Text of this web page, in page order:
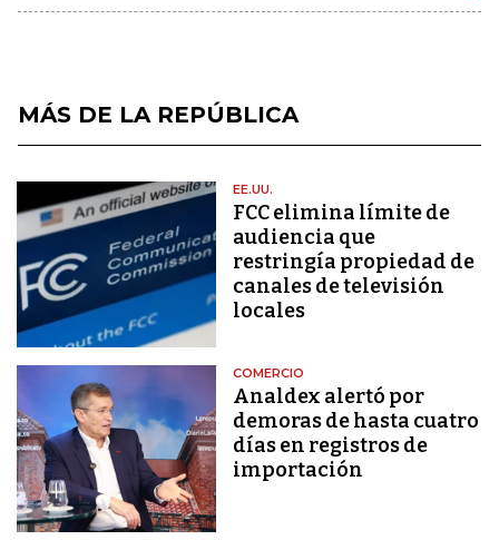
MÁS DE LA REPÚBLICA
EE.UU.
FCC elimina límite de
audiencia que
restringía propiedad de
canales de televisión
locales
COMERCIO
Analdex alertó por
demoras de hasta cuatro
días en registros de
importación